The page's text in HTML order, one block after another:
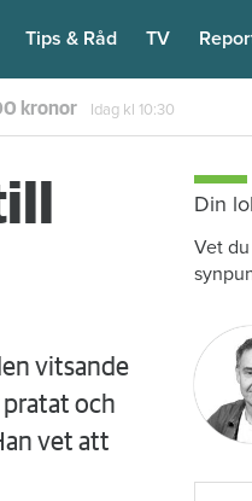
Tips & Råd TV
kronor Idag kl 10:30
vitsande
och
vet att
Din
Vet